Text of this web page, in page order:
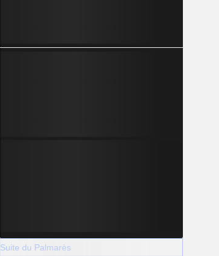
Suite du Palmarès